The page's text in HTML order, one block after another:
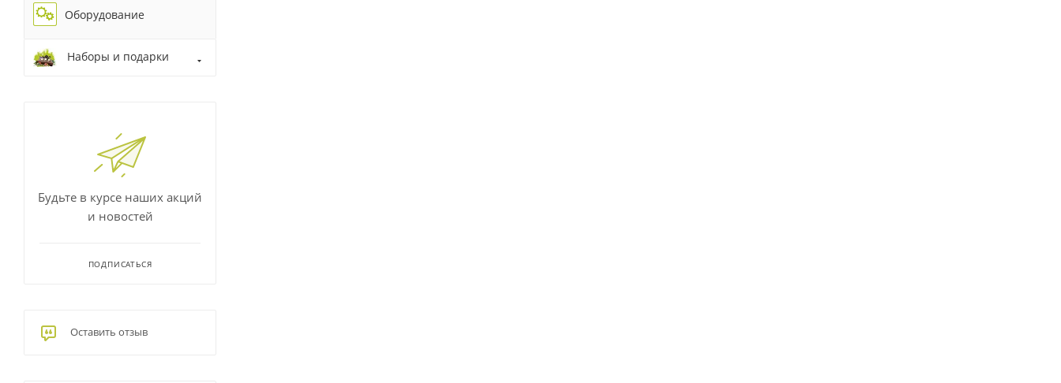
Оборудование
Наборы и подарки
Будьте в курсе наших акций
и новостей
ПОДПИСАТЬСЯ
Оставить отзыв